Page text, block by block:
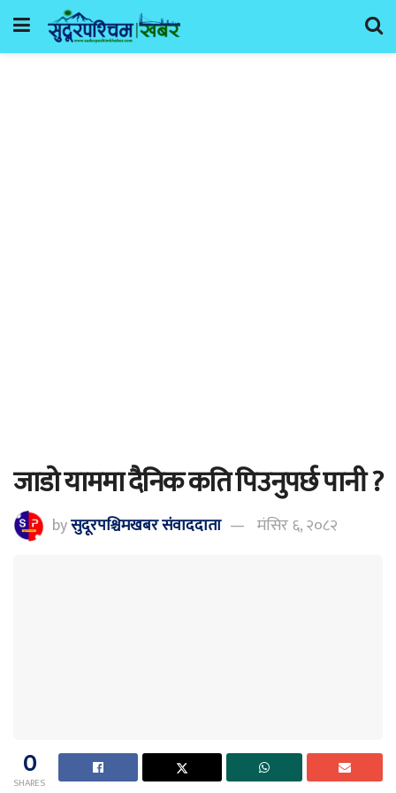
जाडो याममा दैनिक कति पिउनुपर्छ पानी ?
byसुदूरपश्चिमखबर संंवाददाता मंसिर ६, २०८२
0
SHARES